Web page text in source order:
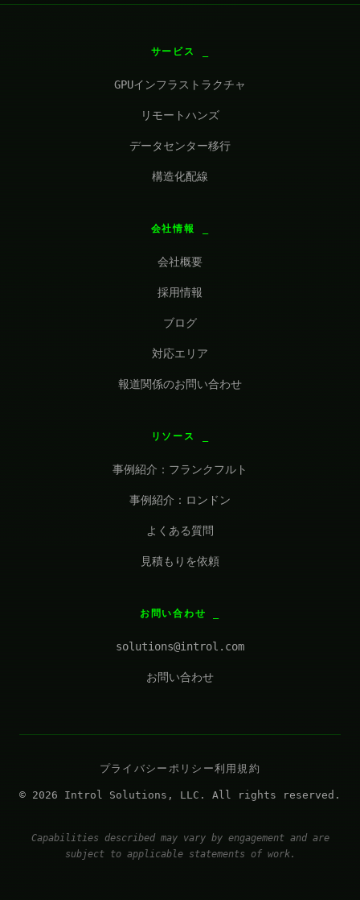
サービス
GPUインフラストラクチャ
リモートハンズ
データセンター移行
構造化配線
会社情報
会社概要
採用情報
ブログ
対応エリア
報道関係のお問い合わせ
リソース
事例紹介：フランクフルト
事例紹介：ロンドン
よくある質問
見積もりを依頼
お問い合わせ
solutions@introl.com
お問い合わせ
プライバシーポリシー利用規約
© 2026 Introl Solutions, LLC. All rights reserved.
Capabilities described may vary by engagement and are
subject to applicable statements of work.